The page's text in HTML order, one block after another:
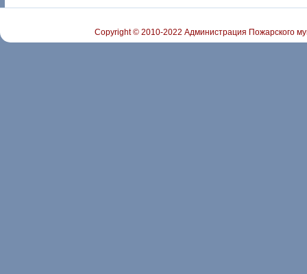
Copyright © 2010-2022 Администрация Пожарского